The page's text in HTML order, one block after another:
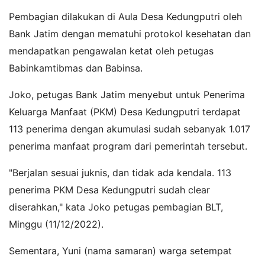
Pembagian dilakukan di Aula Desa Kedungputri oleh
Bank Jatim dengan mematuhi protokol kesehatan dan
mendapatkan pengawalan ketat oleh petugas
Babinkamtibmas dan Babinsa.
Joko, petugas Bank Jatim menyebut untuk Penerima
Keluarga Manfaat (PKM) Desa Kedungputri terdapat
113 penerima dengan akumulasi sudah sebanyak 1.017
penerima manfaat program dari pemerintah tersebut.
"Berjalan sesuai juknis, dan tidak ada kendala. 113
penerima PKM Desa Kedungputri sudah clear
diserahkan," kata Joko petugas pembagian BLT,
Minggu (11/12/2022).
Sementara, Yuni (nama samaran) warga setempat